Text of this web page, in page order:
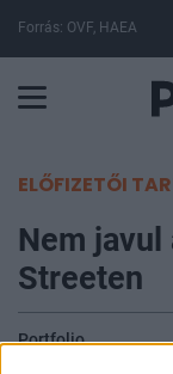
Forrás: OVF, HAEA
ELŐFIZETŐI
Nem javul
Streeten
Portfolio